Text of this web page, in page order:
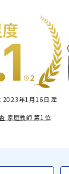
2023年1月16日 産
家庭教師 第1位